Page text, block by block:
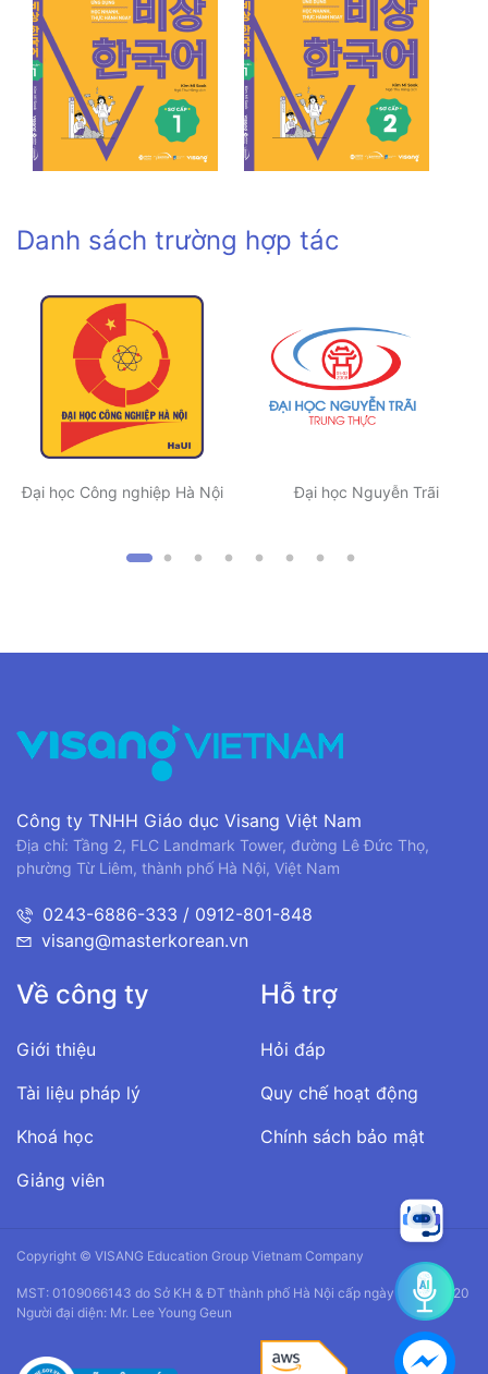
Danh sách trường hợp tác
Đại học Công nghiệp Hà Nội Đại học Nguyễn Trãi
Công ty TNHH Giáo dục Visang Việt Nam
Địa chỉ: Tầng 2, FLC Landmark Tower, đường Lê Đức Thọ,
phường Từ Liêm, thành phố Hà Nội, Việt Nam
0243-6886-333 / 0912-801-848
visang@masterkorean.vn
Về công ty
Giới thiệu
Tài liệu pháp lý
Khoá học
Giảng viên
Hỗ trợ
Hỏi đáp
Quy chế hoạt động
Chính sách bảo mật
Copyright © VISANG Education Group Vietnam Company
MST: 0109066143 do Sở KH & ĐT thành phố Hà Nội cấp ngày 14/01/2020
Người đại diện: Mr. Lee Young Geun